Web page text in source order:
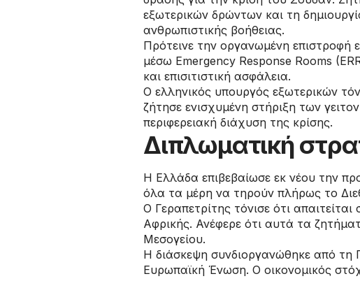
εξωτερικών δρώντων και τη
ανθρωπιστικής βοήθειας.
Πρότεινε την οργανωμένη επιστροφή
μέσω Emergency Response Rooms
και επισιτιστική ασφάλεια.
Ο ελληνικός υπουργός εξωτερικών
ζήτησε ενισχυμένη στήριξη των
περιφερειακή διάχυση της κρίσης.
Διπλωματική
Η Ελλάδα επιβεβαίωσε εκ νέου την
όλα τα μέρη να τηρούν πλήρως το
Ο Γεραπετρίτης τόνισε ότι
Αφρικής. Ανέφερε ότι αυτά τα
Μεσογείου.
Η διάσκεψη συνδιοργανώθηκε από τη
Ευρωπαϊκή Ένωση. Ο οικονομικός